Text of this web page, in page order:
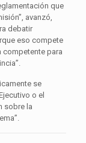
que
avanzó,
debatir
eso compete
competente para
se
o el
sobre la